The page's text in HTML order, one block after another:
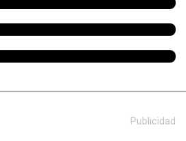
Publicidad